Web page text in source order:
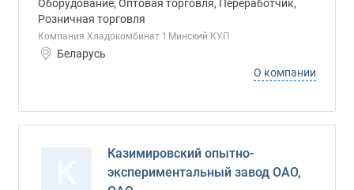
Оборудование, Оптовая торговля, Переработчик,
Розничная торговля
Компания Хладокомбинат 1 Минский КУП
Беларусь
О компании
Казимировский опытно-
экспериментальный завод ОАО,